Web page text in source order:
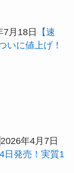
7月18日
【速
いに値上げ！
2026年4月7日
日発売！実質1